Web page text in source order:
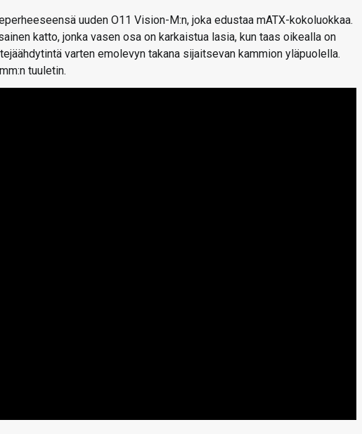
uuden O11 Vision-M:n, joka edustaa mATX-kokoluokkaa.
katto, jonka vasen osa on karkaistua lasia, kun taas oikealla on
varten emolevyn takana sijaitsevan kammion yläpuolella.
tuuletin.